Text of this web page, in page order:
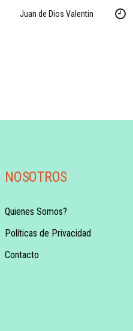
Juan de Dios Valentin
NOSOTROS
Quienes Somos?
Políticas de Privacidad
Contacto